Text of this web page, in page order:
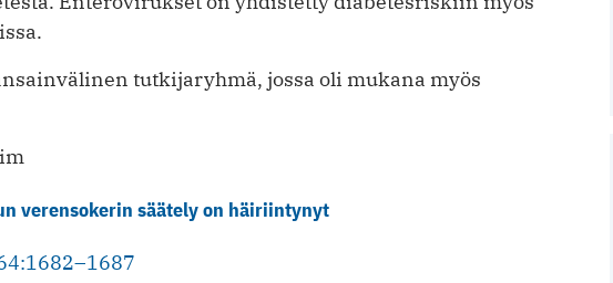
tutkijaryhmä, jossa oli mukana myös
verensokerin säätely on häiriintynyt